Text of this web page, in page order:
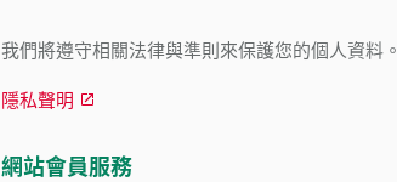
我們將遵守相關法律與準則來保護您的個人資料。
隱私聲明
網站會員服務